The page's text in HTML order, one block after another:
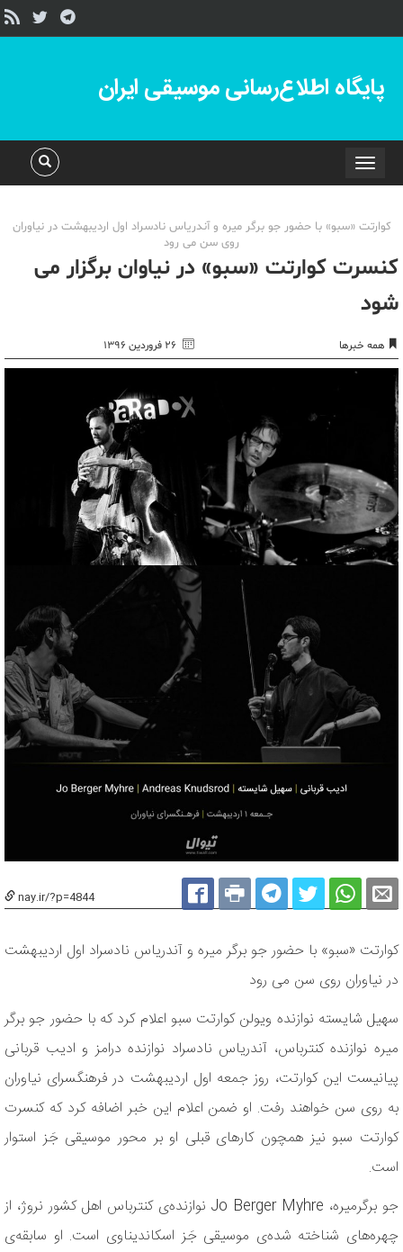
پایگاه اطلاع‌رسانی موسیقی ایران
Toggle
navigation
کوارتت «سبو» با حضور جو برگر میره و آندریاس نادسراد اول اردیبهشت در نیاوران
روی سن می رود
کنسرت کوارتت «سبو» در نیاوان برگزار می
شود
همه خبرها ۲۶ فروردین ۱۳۹۶
nay.ir/?p=4844
کوارتت «سبو» با حضور جو برگر میره و آندریاس نادسراد اول اردیبهشت
در نیاوران روی سن می رود
سهیل شایسته نوازنده ویولن کوارتت سبو اعلام کرد که با حضور جو برگر
میره نوازنده کنترباس، آندریاس نادسراد نوازنده درامز و ادیب قربانی
پیانیست این کوارتت، روز جمعه اول اردیبهشت در فرهنگسرای نیاوران
به روی سن خواهند رفت. او ضمن اعلام این خبر اضافه کرد که کنسرت
کوارتت سبو نیز همچون کارهای قبلی او بر محور موسیقی جَز استوار
است.
جو برگرمیره، Jo Berger Myhre نوازنده‌ی کنترباس اهل کشور نروژ، از
چهره‌های شناخته شده‌ی موسیقی جَز اسکاندیناوی است. او سابقه‌ی